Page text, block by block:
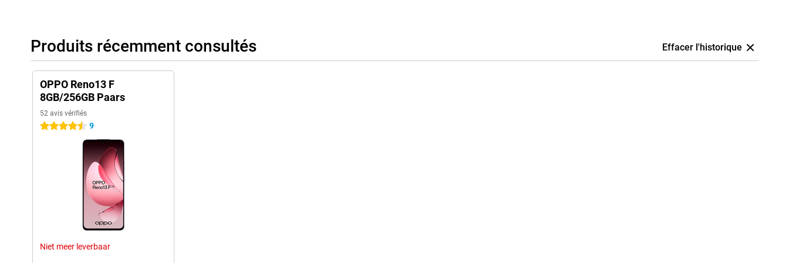
Produits récemment consultés Effacer l'historique
OPPO Reno13 F
8GB/256GB Paars
52 avis vérifiés
4.5 étoiles 9
Niet meer leverbaar